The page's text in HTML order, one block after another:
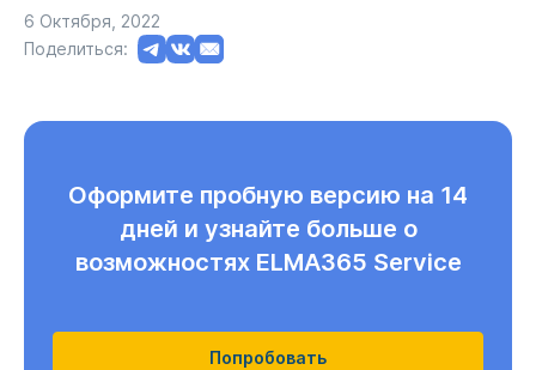
6 Октября, 2022
Поделиться:
Оформите пробную версию на 14
дней и узнайте больше о
возможностях ELMA365 Service
Попробовать